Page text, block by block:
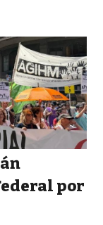
por